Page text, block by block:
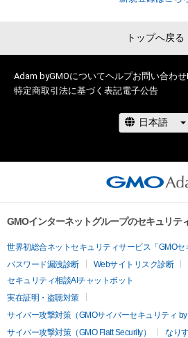
トップへ戻る
Adam byGMOについてヘルプお問い合わせ
特定商取引法に基づく表記電子公告
GMOインターネットグループのセキュリテ
世界初総合ネットセキュリティサービス「GMOセ
パスワード漏洩診断
Webサイトリスク診断
セキュリティ相談AIチャットボット
実在証明・盗聴対策
サイバー攻撃対策（GMOサイバーセキュリティ by
サイバー攻撃対策（GMO Flatt Security）
なり